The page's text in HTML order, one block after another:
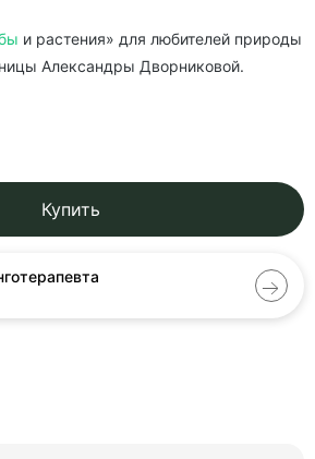
и растения» для любителей природы
Александры Дворниковой.
Купить